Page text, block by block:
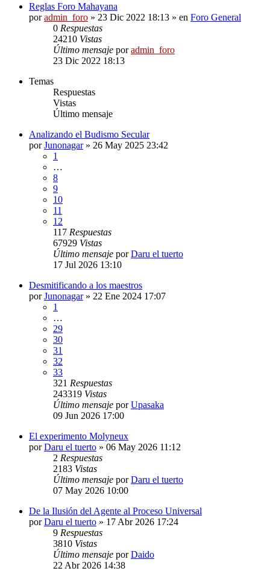
Reglas Foro Mahayana
poradmin_foro » 23 Dic 2022 18:13 » en Foro General
0 Respuestas
24210 Vistas
Último mensaje poradmin_foro
23 Dic 2022 18:13
Temas
Respuestas
Vistas
Último mensaje
Analizando el Budismo Secular
porJunonagar» 26 May 2025 23:42
1
…
8
9
10
11
12
117 Respuestas
67929 Vistas
Último mensaje porDaru el tuerto
17 Jul 2026 13:10
Desmitificando a los maestros
porJunonagar» 22 Ene 2024 17:07
1
…
29
30
31
32
33
321 Respuestas
243319 Vistas
Último mensaje porUpasaka
09 Jun 2026 17:00
El experimento Molyneux
porDaru el tuerto » 06 May 2026 11:12
2 Respuestas
2183 Vistas
Último mensaje porDaru el tuerto
07 May 2026 10:00
De la Ilusión del Agente al Proceso Universal
porDaru el tuerto » 17 Abr 2026 17:24
9 Respuestas
3810 Vistas
Último mensaje porDaido
22 Abr 2026 14:38